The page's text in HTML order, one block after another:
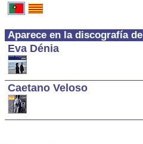
Aparece en la discografía de
Eva Dénia
Caetano Veloso